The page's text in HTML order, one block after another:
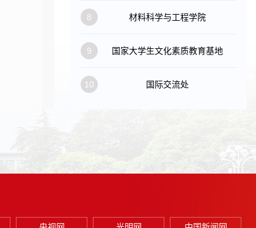
8 材料科学与工程学院
9 国家大学生文化素质教育基地
10 国际交流处